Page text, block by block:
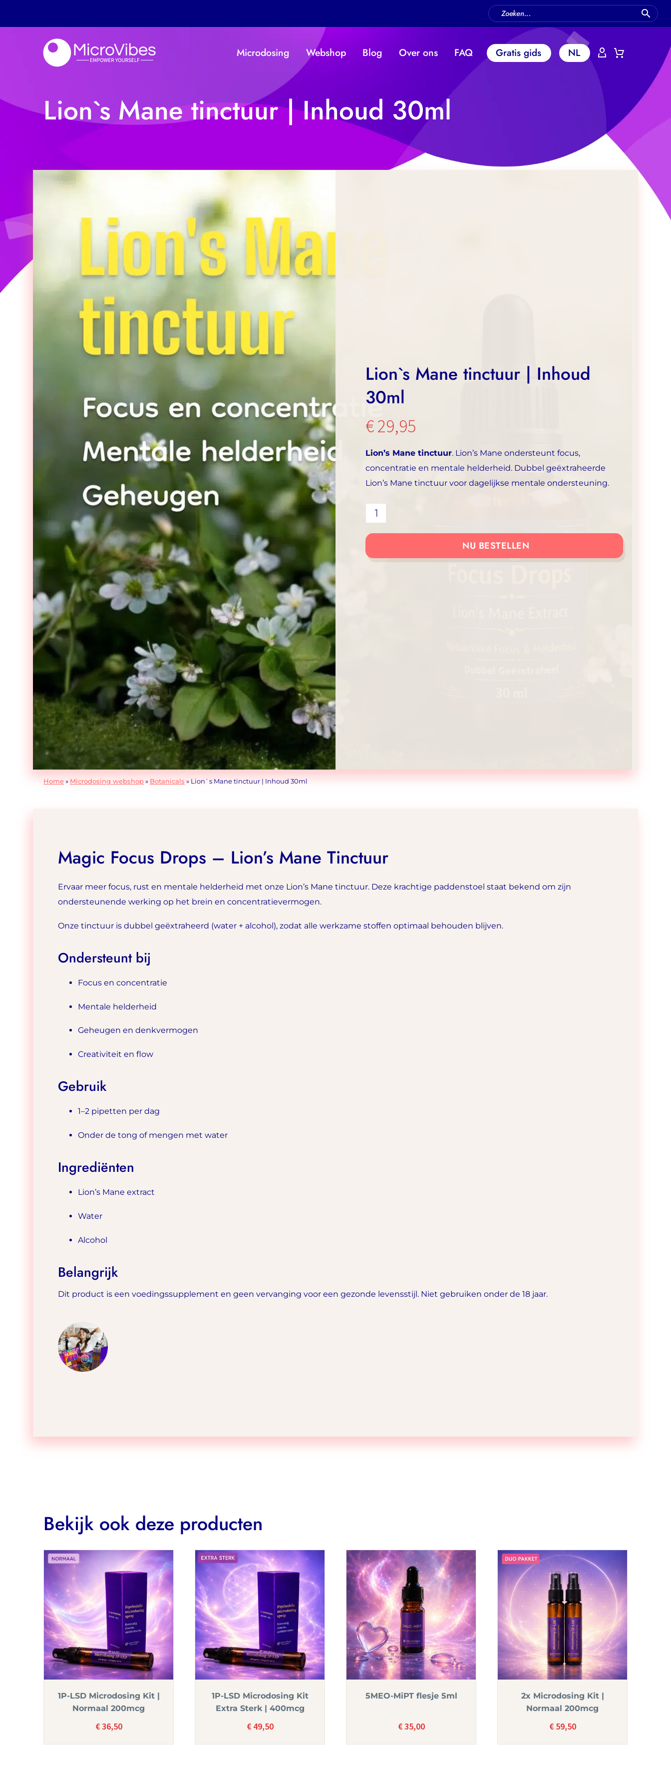
Microdosing Webshop Blog Over ons FAQ Gratis gids NL
Lion`s Mane tinctuur | Inhoud 30ml
Lion`s Mane tinctuur | Inhoud
30ml
€29,95
Lion’s Mane tinctuur. Lion’s Mane ondersteunt focus,
concentratie en mentale helderheid. Dubbel geëxtraheerde
Lion’s Mane tinctuur voor dagelijkse mentale ondersteuning.
Lion`s
Mane
tinctuur
|
NU BESTELLEN
Home » Microdosing webshop » Botanicals » Lion`s Mane tinctuur | Inhoud 30ml
Magic Focus Drops – Lion’s Mane Tinctuur
Ervaar meer focus, rust en mentale helderheid met onze Lion’s Mane tinctuur. Deze krachtige paddenstoel staat bekend om zijn
ondersteunende werking op het brein en concentratievermogen.
Onze tinctuur is dubbel geëxtraheerd (water + alcohol), zodat alle werkzame stoffen optimaal behouden blijven.
Ondersteunt bij
Focus en concentratie
Mentale helderheid
Geheugen en denkvermogen
Creativiteit en flow
Gebruik
1–2 pipetten per dag
Onder de tong of mengen met water
Ingrediënten
Lion’s Mane extract
Water
Alcohol
Belangrijk
Dit product is een voedingssupplement en geen vervanging voor een gezonde levensstijl. Niet gebruiken onder de 18 jaar.
Bekijk ook deze producten
1P-LSD Microdosing Kit |
Normaal 200mcg
€36,50
1P-LSD Microdosing Kit
Extra Sterk | 400mcg
€49,50
5MEO-MiPT flesje 5ml
€35,00
2x Microdosing Kit |
Normaal 200mcg
€59,50